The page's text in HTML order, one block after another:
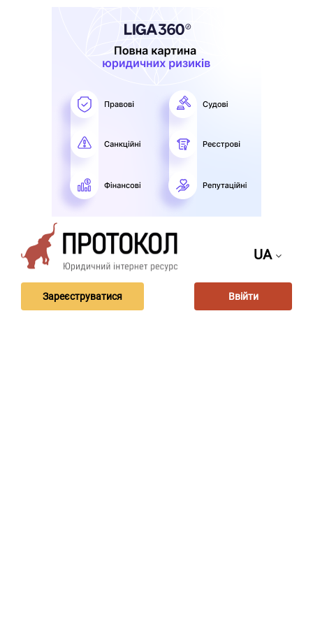
UA
Зареєструватися Ввійти